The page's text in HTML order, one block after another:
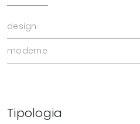
design
moderne
Tipologia